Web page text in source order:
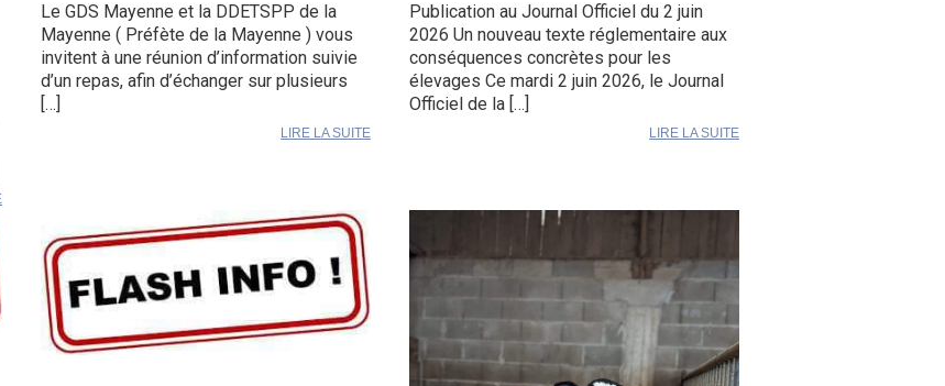
Le GDS Mayenne et la DDETSPP de la
Mayenne ( Préfète de la Mayenne ) vous
invitent à une réunion d’information suivie
d’un repas, afin d’échanger sur plusieurs
[…]
LIRE LA SUITE
Publication au Journal Officiel du 2 juin
2026 Un nouveau texte réglementaire aux
conséquences concrètes pour les
élevages Ce mardi 2 juin 2026, le Journal
Officiel de la […]
LIRE LA SUITE